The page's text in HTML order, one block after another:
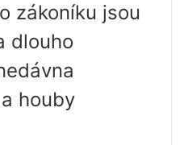
zákoníku jsou
dlouho
houby